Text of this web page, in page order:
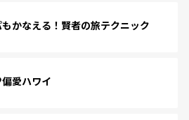
かなえる！賢者の旅テクニック
愛ハワイ